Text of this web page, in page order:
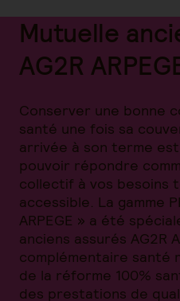
Mutuelle
AG2R
Conserver une bonne
santé une fois sa
arrivée à son terme
pouvoir répondre
collectif à vos besoins
accessible. La gamme
ARPEGE » a été
anciens assurés AG2R
complémentaire santé
de la réforme 100%
des prestations de